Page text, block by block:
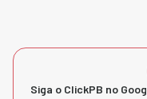
Siga o ClickPB no